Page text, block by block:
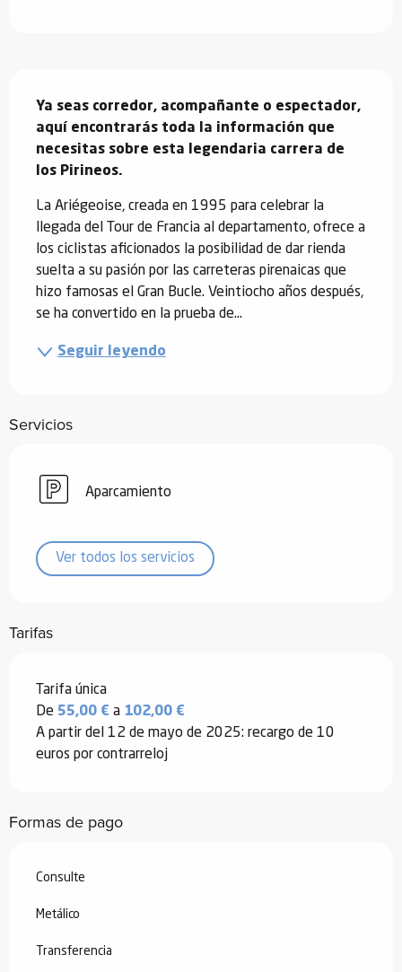
Ya seas corredor, acompañante o espectador,
aquí encontrarás toda la información que
necesitas sobre esta legendaria carrera de
los Pirineos.
La Ariégeoise, creada en 1995 para celebrar la
llegada del Tour de Francia al departamento, ofrece a
los ciclistas aficionados la posibilidad de dar rienda
suelta a su pasión por las carreteras pirenaicas que
hizo famosas el Gran Bucle. Veintiocho años después,
se ha convertido en la prueba de...
Seguir leyendo
Servicios
Aparcamiento
Ver todos los servicios
Tarifas
Tarifas 2026
Tarifa única
De 55,00 € a 102,00 €
A partir del 12 de mayo de 2025: recargo de 10
euros por contrarreloj
Formas de pago
Consulte
Metálico
Transferencia